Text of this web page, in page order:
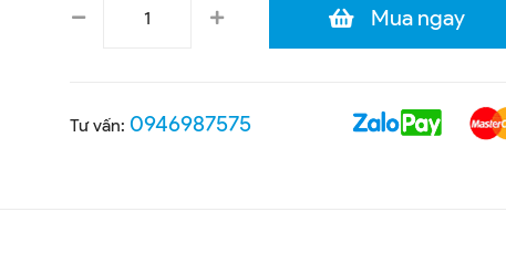
Mua ngay
Tư vấn: 0946987575